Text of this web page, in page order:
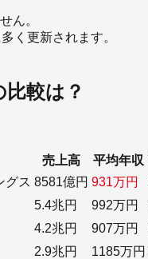
ん。
く更新されます。
比較は？
売上高 平均年収
グス 8581億円 931万円
5.4兆円 992万円
4.2兆円 907万円
2.9兆円 1185万円